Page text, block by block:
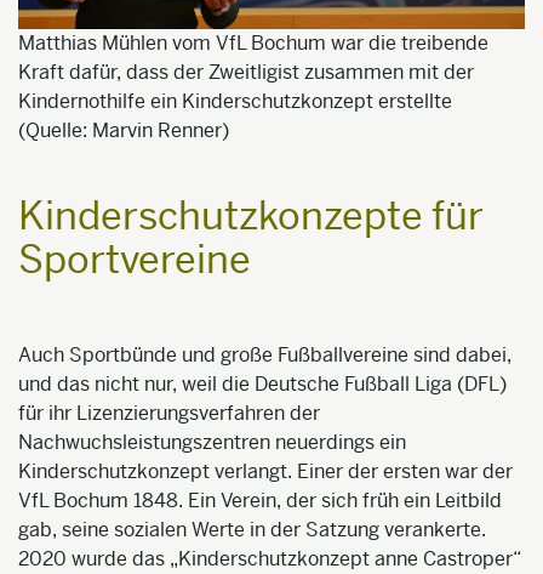
Matthias Mühlen vom VfL Bochum war die treibende
Kraft dafür, dass der Zweitligist zusammen mit der
Kindernothilfe ein Kinderschutzkonzept erstellte
(Quelle: Marvin Renner)
Kinderschutzkonzepte für
Sportvereine
Auch Sportbünde und große Fußballvereine sind dabei,
und das nicht nur, weil die Deutsche Fußball Liga (DFL)
für ihr Lizenzierungsverfahren der
Nachwuchsleistungszentren neuerdings ein
Kinderschutzkonzept verlangt. Einer der ersten war der
VfL Bochum 1848. Ein Verein, der sich früh ein Leitbild
gab, seine sozialen Werte in der Satzung verankerte.
2020 wurde das „Kinderschutzkonzept anne Castroper“